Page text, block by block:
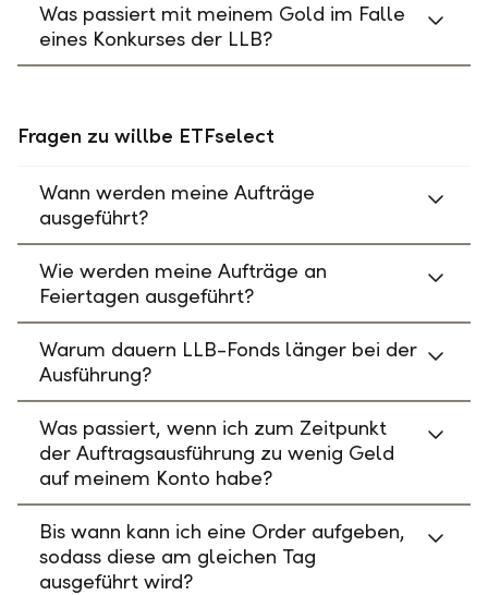
Was passiert mit meinem Gold im Falle
eines Konkurses der LLB?
Fragen zu willbe ETFselect
Wann werden meine Aufträge
ausgeführt?
Wie werden meine Aufträge an
Feiertagen ausgeführt?
Warum dauern LLB-Fonds länger bei der
Ausführung?
Was passiert, wenn ich zum Zeitpunkt
der Auftragsausführung zu wenig Geld
auf meinem Konto habe?
Bis wann kann ich eine Order aufgeben,
sodass diese am gleichen Tag
ausgeführt wird?